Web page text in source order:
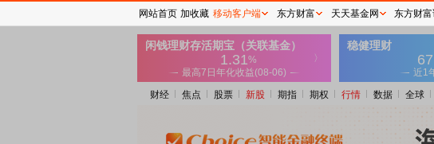
财经 焦点 股票 新股 期指 期权 行情 数据 全球
网站首页 加收藏 移动客户端 东方财富 天天基金网 东方财